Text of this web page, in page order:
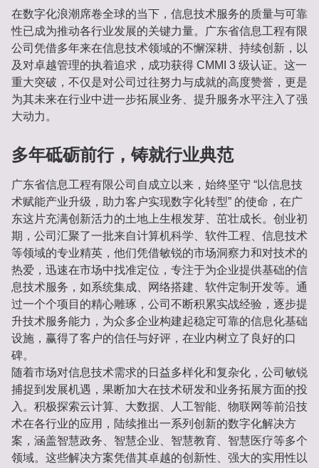
在数字化浪潮席卷全球的当下，信息技术服务的质量与可靠
性已成为推动各行业发展的关键力量。广东省信息工程有限
公司凭借多年来在信息技术领域的不懈深耕、持续创新，以
及对卓越管理的执着追求，成功获得 CMMI 3 级认证。这一
重大突破，不仅是对公司过往努力与成就的高度赞誉，更是
为其未来在行业中进一步拓展业务、提升服务水平注入了强
大动力。
多年砥砺前行，铸就行业典范
广东省信息工程有限公司自成立以来，始终坚守 “以信息技
术赋能产业升级，助力客户实现数字化转型” 的使命，在广
东这片充满创新活力的土地上生根发芽、茁壮成长。创业初
期，公司汇聚了一批来自计算机科学、软件工程、信息技术
等领域的专业精英，他们凭借敏锐的市场洞察力和对技术的
热爱，迅速在市场中找准定位，专注于为企业提供基础的信
息技术服务，如系统集成、网络搭建、软件定制开发等。通
过一个个项目的精心雕琢，公司不断积累实战经验，逐步提
升技术服务能力，为众多企业构建起稳定可靠的信息化基础
设施，赢得了客户的信任与好评，在业内树立了良好的口
碑。
随着市场对信息技术需求的日益多样化和复杂化，公司敏锐
捕捉到发展机遇，果断加大在技术研发和业务拓展方面的投
入。积极探索云计算、大数据、人工智能、物联网等前沿技
术在各行业的应用，陆续推出一系列创新的数字化解决方
案，涵盖智慧政务、智慧企业、智慧教育、智慧医疗等多个
领域。这些解决方案凭借其卓越的创新性、强大的实用性以